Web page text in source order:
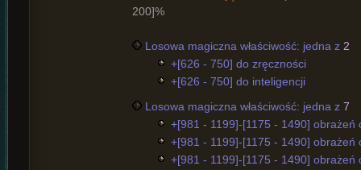
200]%
Losowa magiczna właściwość: jedna z 2
+[626 - 750] do zręczności
+[626 - 750] do inteligencji
Losowa magiczna właściwość: jedna z 7
+[981 - 1199]-[1175 - 1490] obrażeń
+[981 - 1199]-[1175 - 1490] obrażeń
+[981 - 1199]-[1175 - 1490] obrażeń